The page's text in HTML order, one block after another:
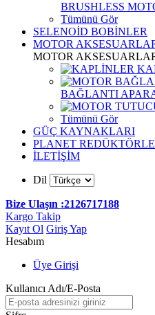
BRUSHLESS
Tümünü Gör
SELENOİD BOBİNLER
MOTOR
MOTOR
BAĞLANTI
Tümünü Gör
GÜÇ KAYNAKLARI
PLANET
İLETİŞİM
Dil
Bize Ulaşın :2126717188
Kargo Takip
Kayıt Ol Giriş Yap
Hesabım
Üye Girişi
Kullanıcı Adı/E-Posta